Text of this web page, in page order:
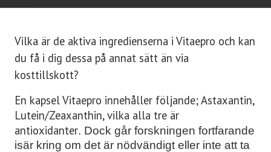
OM MIG
ERBJUDANDEN
KONTAKT
LAVENDELGÖMMAN
Vilka är de aktiva ingredienserna i Vitaepro och kan
du få i dig dessa på annat sätt än via
kosttillskott?
En kapsel Vitaepro innehåller följande; Astaxantin,
Lutein/Zeaxanthin, vilka alla tre är
antioxidanter. Dock går forskningen fortfarande
isär kring om det är nödvändigt eller inte att ta